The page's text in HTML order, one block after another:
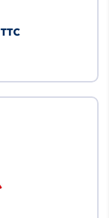
TTC